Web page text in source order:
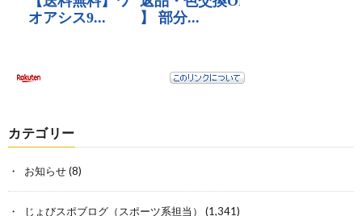
カテゴリー
お知らせ(8)
じょびスポブログ（スポーツ系担当） (1,341)